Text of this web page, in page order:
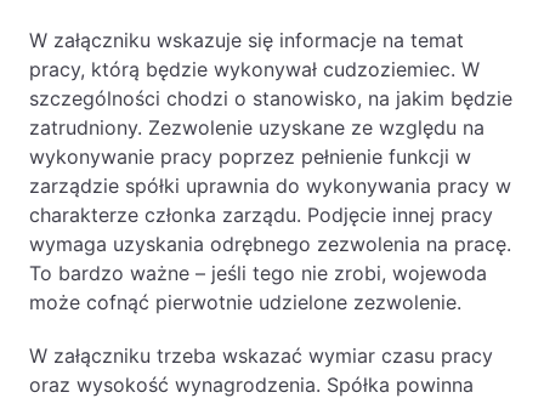
W załączniku wskazuje się informacje na temat
pracy, którą będzie wykonywał cudzoziemiec. W
szczególności chodzi o stanowisko, na jakim będzie
zatrudniony. Zezwolenie uzyskane ze względu na
wykonywanie pracy poprzez pełnienie funkcji w
zarządzie spółki uprawnia do wykonywania pracy w
charakterze członka zarządu. Podjęcie innej pracy
wymaga uzyskania odrębnego zezwolenia na pracę.
To bardzo ważne – jeśli tego nie zrobi, wojewoda
może cofnąć pierwotnie udzielone zezwolenie.
W załączniku trzeba wskazać wymiar czasu pracy
oraz wysokość wynagrodzenia. Spółka powinna